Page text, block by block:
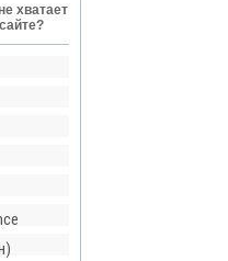
хватает